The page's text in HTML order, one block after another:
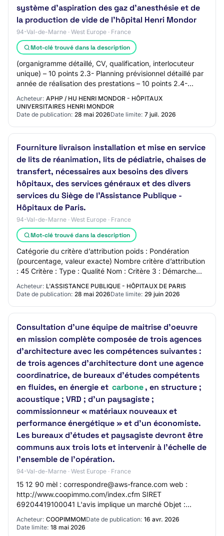
système d’aspiration des gaz d’anesthésie et de
la production de vide de l’hôpital Henri Mondor
94-Val-de-Marne · West Europe · France
Mot-clé trouvé dans la description
(organigramme détaillé, CV, qualification, interlocuteur
unique) – 10 points 2.3- Planning prévisionnel détaillé par
année de réalisation des prestations – 10 points 2.4-
Acheteur: APHP / HU HENRI MONDOR - HÔPITAUX
UNIVERSITAIRES HENRI MONDOR
Date de publication: 28 mai 2026Date limite: 7 juil. 2026
Fourniture livraison installation et mise en service
de lits de réanimation, lits de pédiatrie, chaises de
transfert, nécessaires aux besoins des divers
hôpitaux, des services généraux et des divers
services du Siège de l’Assistance Publique -
Hôpitaux de Paris.
94-Val-de-Marne · West Europe · France
Mot-clé trouvé dans la description
Catégorie du critère d’attribution poids : Pondération
(pourcentage, valeur exacte) Nombre critère d’attribution
: 45 Critère : Type : Qualité Nom : Critère 3 : Démarche
Acheteur: L'ASSISTANCE PUBLIQUE - HÔPITAUX DE PARIS
Date de publication: 28 mai 2026Date limite: 29 juin 2026
Consultation d'une équipe de maitrise d'oeuvre
en mission complète composée de trois agences
d'architecture avec les compétences suivantes :
de trois agences d'architecture dont une agence
coordinatrice, de bureaux d'études compétents
en fluides, en énergie et carbone, en structure ;
acoustique ; VRD ; d'un paysagiste ;
commissionneur « matériaux nouveaux et
performance énergétique » et d'un économiste.
Les bureaux d'études et paysagiste devront être
communs aux trois lots et intervenir à l'échelle de
l'ensemble de l'opération.
94-Val-de-Marne · West Europe · France
15 12 90 mèl : correspondre@aws-france.com web :
http://www.coopimmo.com/index.cfm SIRET
69204419100041 L'avis implique un marché Objet :
com…
Acheteur: COOPIMMOMDate de publication: 16 avr. 2026
Date limite: 18 mai 2026